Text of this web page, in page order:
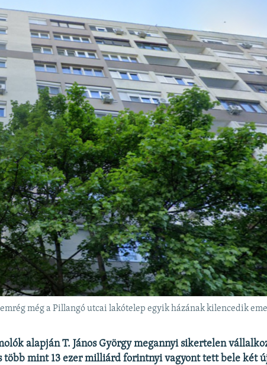
még a Pillangó utcai lakótelep egyik házának kilencedik
alapján T. János György megannyi sikertelen
több mint 13 ezer milliárd forintnyi vagyont tett bele két